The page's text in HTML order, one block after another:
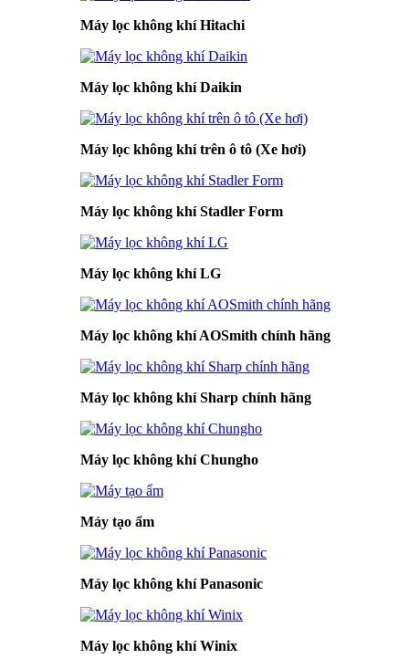
Máy lọc không khí Hitachi
Máy lọc không khí Daikin
Máy lọc không khí trên ô tô (Xe hơi)
Máy lọc không khí Stadler Form
Máy lọc không khí LG
Máy lọc không khí AOSmith chính hãng
Máy lọc không khí Sharp chính hãng
Máy lọc không khí Chungho
Máy tạo ẩm
Máy lọc không khí Panasonic
Máy lọc không khí Winix